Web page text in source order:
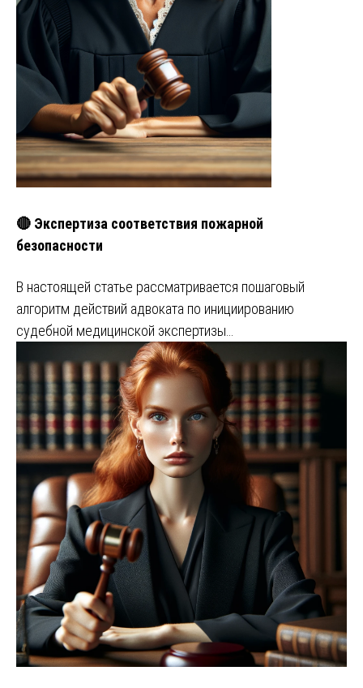
🔴 Экспертиза соответствия пожарной
безопасности
В настоящей статье рассматривается пошаговый
алгоритм действий адвоката по инициированию
судебной медицинской экспертизы…